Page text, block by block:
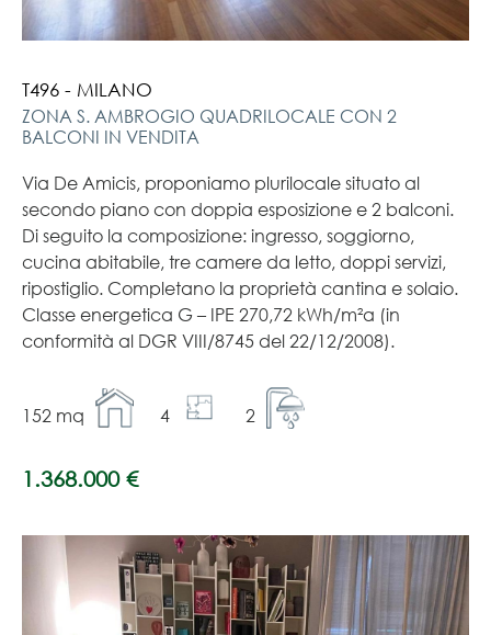
T496 - MILANO
ZONA S. AMBROGIO QUADRILOCALE CON 2
BALCONI IN VENDITA
Via De Amicis, proponiamo plurilocale situato al
secondo piano con doppia esposizione e 2 balconi.
Di seguito la composizione: ingresso, soggiorno,
cucina abitabile, tre camere da letto, doppi servizi,
ripostiglio. Completano la proprietà cantina e solaio.
Classe energetica G – IPE 270,72 kWh/m²a (in
conformità al DGR VIII/8745 del 22/12/2008).
152 mq 4 2
1.368.000 €